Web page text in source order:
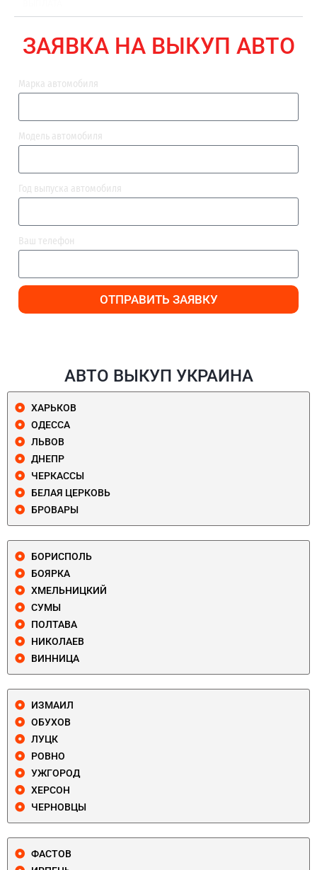
ЗАЯВКА НА ВЫКУП АВТО
Марка автомобиля
Модель автомобиля
Год выпуска автомобиля
Ваш телефон
ОТПРАВИТЬ ЗАЯВКУ
АВТО ВЫКУП УКРАИНА
ХАРЬКОВ
ОДЕССА
ЛЬВОВ
ДНЕПР
ЧЕРКАССЫ
БЕЛАЯ ЦЕРКОВЬ
БРОВАРЫ
БОРИСПОЛЬ
БОЯРКА
ХМЕЛЬНИЦКИЙ
СУМЫ
ПОЛТАВА
НИКОЛАЕВ
ВИННИЦА
ИЗМАИЛ
ОБУХОВ
ЛУЦК
РОВНО
УЖГОРОД
ХЕРСОН
ЧЕРНОВЦЫ
ФАСТОВ